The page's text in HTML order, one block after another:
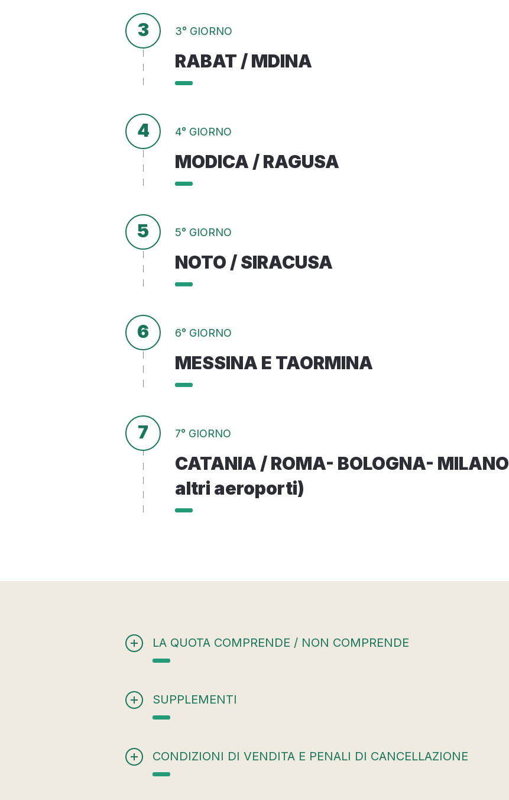
3 3° GIORNO
RABAT / MDINA
4 4° GIORNO
MODICA / RAGUSA
5 5° GIORNO
NOTO / SIRACUSA
6 6° GIORNO
MESSINA E TAORMINA
7 7° GIORNO
CATANIA / ROMA- BOLOGNA-
altri aeroporti)
LA QUOTA COMPRENDE / NON COMPRENDE
SUPPLEMENTI
CONDIZIONI DI VENDITA E PENALI DI CANCELLAZIONE